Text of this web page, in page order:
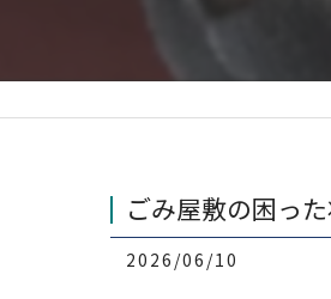
ごみ屋敷の困っ
2026/06/10